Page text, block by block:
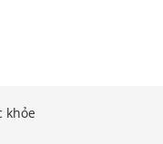
khỏe